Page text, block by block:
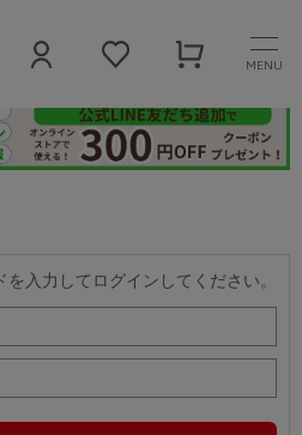
MENU
入力してログインしてください。